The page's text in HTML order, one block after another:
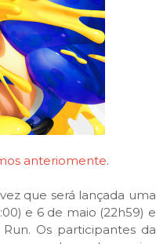
anteriomente.
que será lançada uma
e 6 de maio (22h59) e
Os participantes da